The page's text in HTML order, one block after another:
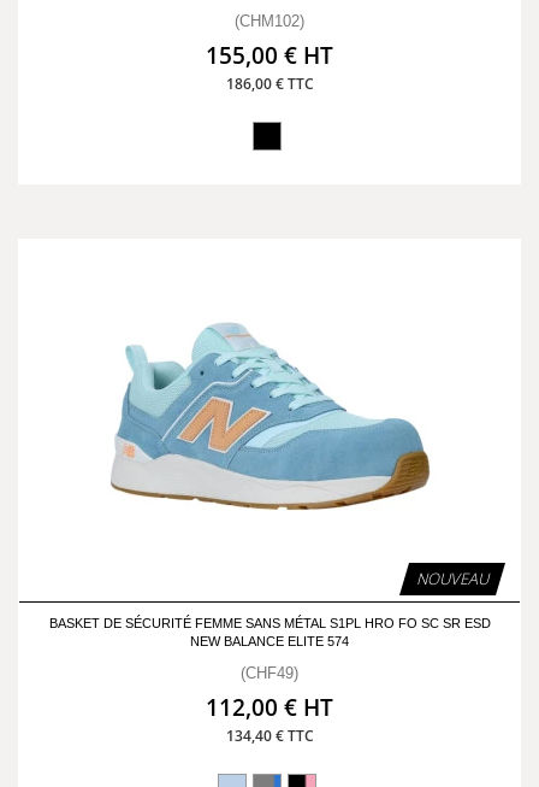
(CHM102)
155,00 € HT
186,00 € TTC
NOUVEAU
BASKET DE SÉCURITÉ FEMME SANS MÉTAL S1PL HRO FO SC SR ESD
NEW BALANCE ELITE 574
(CHF49)
112,00 € HT
134,40 € TTC